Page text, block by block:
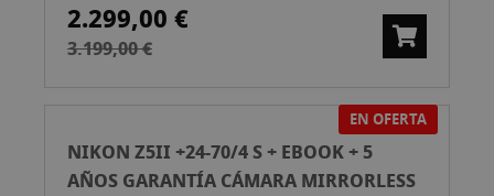
2.299,00 €
3.199,00 €
EN OFERTA
NIKON Z5II +24-70/4 S + EBOOK + 5
AÑOS GARANTÍA CÁMARA MIRRORLESS